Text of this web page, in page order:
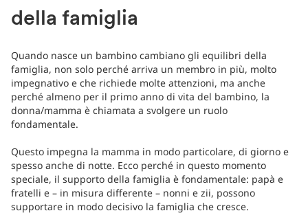
della famiglia
Quando nasce un bambino cambiano gli equilibri della
famiglia, non solo perché arriva un membro in più, molto
impegnativo e che richiede molte attenzioni, ma anche
perché almeno per il primo anno di vita del bambino, la
donna/mamma è chiamata a svolgere un ruolo
fondamentale.
Questo impegna la mamma in modo particolare, di giorno e
spesso anche di notte. Ecco perché in questo momento
speciale, il supporto della famiglia è fondamentale: papà e
fratelli e – in misura differente – nonni e zii, possono
supportare in modo decisivo la famiglia che cresce.